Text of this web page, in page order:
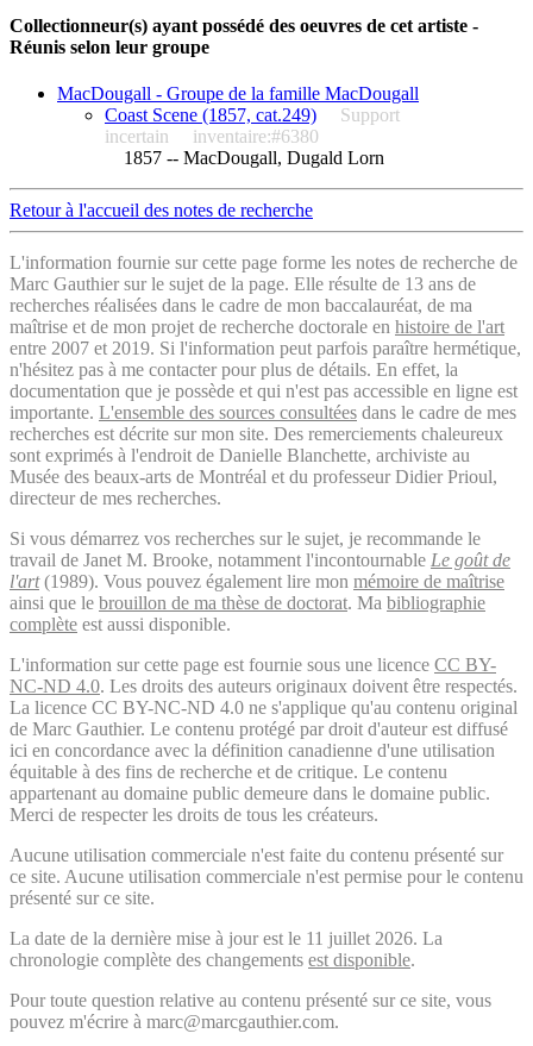
Collectionneur(s) ayant possédé des oeuvres de cet artiste -
Réunis selon leur groupe
MacDougall - Groupe de la famille MacDougall
Coast Scene (1857, cat.249)
Support
incertain
inventaire:#6380
1857 -- MacDougall, Dugald Lorn
Retour à l'accueil des notes de recherche
L'information fournie sur cette page forme les notes de recherche de
Marc Gauthier sur le sujet de la page. Elle résulte de 13 ans de
recherches réalisées dans le cadre de mon baccalauréat, de ma
maîtrise et de mon projet de recherche doctorale en histoire de l'art
entre 2007 et 2019. Si l'information peut parfois paraître hermétique,
n'hésitez pas à me contacter pour plus de détails. En effet, la
documentation que je possède et qui n'est pas accessible en ligne est
importante. L'ensemble des sources consultées dans le cadre de mes
recherches est décrite sur mon site. Des remerciements chaleureux
sont exprimés à l'endroit de Danielle Blanchette, archiviste au
Musée des beaux-arts de Montréal et du professeur Didier Prioul,
directeur de mes recherches.
Si vous démarrez vos recherches sur le sujet, je recommande le
travail de Janet M. Brooke, notamment l'incontournable Le goût de
l'art(1989). Vous pouvez également lire mon mémoire de maîtrise
ainsi que le brouillon de ma thèse de doctorat. Ma bibliographie
complète est aussi disponible.
L'information sur cette page est fournie sous une licence CC BY-
NC-ND 4.0. Les droits des auteurs originaux doivent être respectés.
La licence CC BY-NC-ND 4.0 ne s'applique qu'au contenu original
de Marc Gauthier. Le contenu protégé par droit d'auteur est diffusé
ici en concordance avec la définition canadienne d'une utilisation
équitable à des fins de recherche et de critique. Le contenu
appartenant au domaine public demeure dans le domaine public.
Merci de respecter les droits de tous les créateurs.
Aucune utilisation commerciale n'est faite du contenu présenté sur
ce site. Aucune utilisation commerciale n'est permise pour le contenu
présenté sur ce site.
La date de la dernière mise à jour est le 11 juillet 2026. La
chronologie complète des changements est disponible.
Pour toute question relative au contenu présenté sur ce site, vous
pouvez m'écrire à marc@marcgauthier.com.